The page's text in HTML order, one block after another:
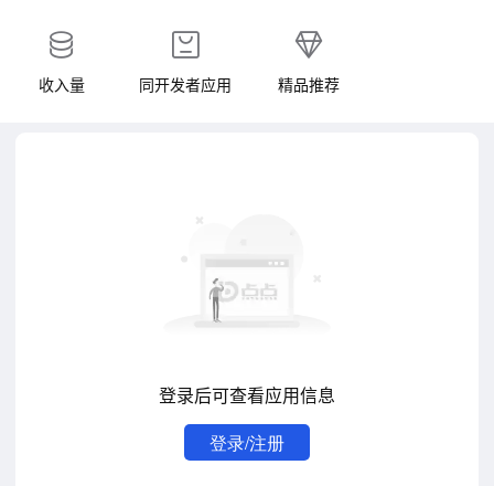
收入量 同开发者应用 精品推荐
登录后可查看应用信息
登录/注册